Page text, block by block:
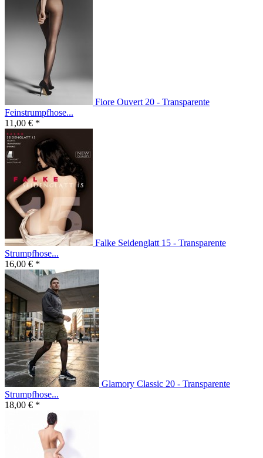
Fiore Ouvert 20 - Transparente
Feinstrumpfhose...
11,00 € *
Falke Seidenglatt 15 - Transparente
Strumpfhose...
16,00 € *
Glamory Classic 20 - Transparente
Strumpfhose...
18,00 € *